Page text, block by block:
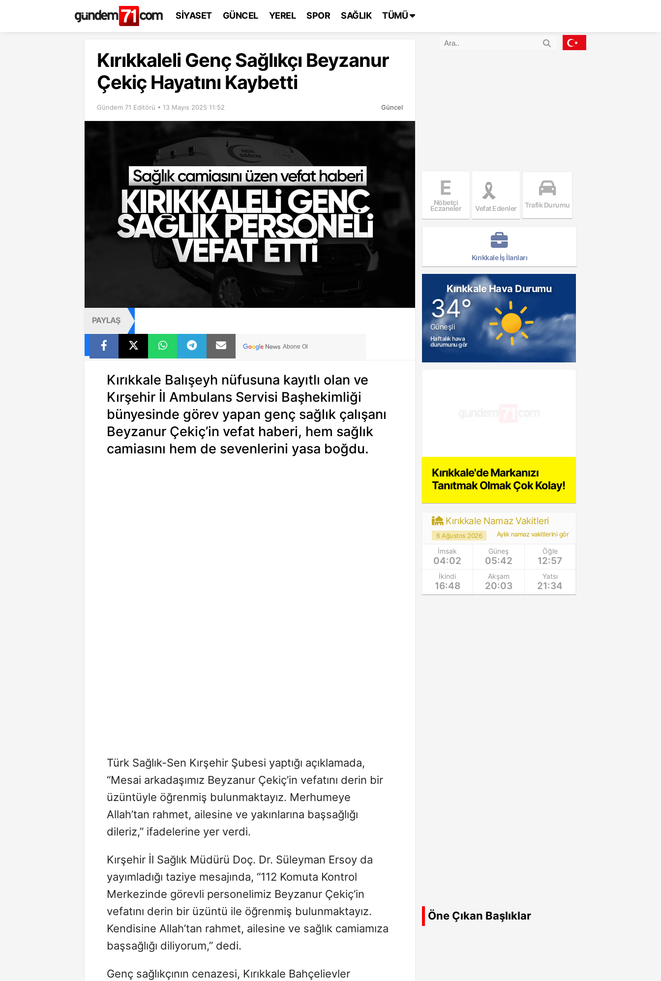
SİYASET GÜNCEL YEREL SPOR SAĞLIK TÜMÜ
Kırıkkaleli Genç Sağlıkçı Beyzanur
Çekiç Hayatını Kaybetti
Gündem 71 Editörü • 13 Mayıs 2025 11:52 Güncel
PAYLAŞ
Abone Ol
Kırıkkale Balışeyh nüfusuna kayıtlı olan ve
Kırşehir İl Ambulans Servisi Başhekimliği
bünyesinde görev yapan genç sağlık çalışanı
Beyzanur Çekiç’in vefat haberi, hem sağlık
camiasını hem de sevenlerini yasa boğdu.
Türk Sağlık-Sen Kırşehir Şubesi yaptığı açıklamada,
“Mesai arkadaşımız Beyzanur Çekiç’in vefatını derin bir
üzüntüyle öğrenmiş bulunmaktayız. Merhumeye
Allah’tan rahmet, ailesine ve yakınlarına başsağlığı
dileriz,” ifadelerine yer verdi.
Kırşehir İl Sağlık Müdürü Doç. Dr. Süleyman Ersoy da
yayımladığı taziye mesajında, “112 Komuta Kontrol
Merkezinde görevli personelimiz Beyzanur Çekiç’in
vefatını derin bir üzüntü ile öğrenmiş bulunmaktayız.
Kendisine Allah’tan rahmet, ailesine ve sağlık camiamıza
başsağlığı diliyorum,” dedi.
Genç sağlıkçının cenazesi, Kırıkkale Bahçelievler
E
Nöbetçi
Eczaneler Vefat Edenler Trafik Durumu
Kırıkkale İş İlanları
Kırıkkale Hava Durumu
34°
Güneşli
Haftalık hava
durumunu gör
Kırıkkale'de Markanızı
Tanıtmak Olmak Çok Kolay!
Kırıkkale Namaz Vakitleri
6 Ağustos 2026 Aylık namaz vakitlerini gör
İmsak
04:02
Güneş
05:42
Öğle
12:57
İkindi
16:48
Akşam
20:03
Yatsı
21:34
Öne Çıkan Başlıklar